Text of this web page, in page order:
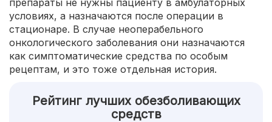
препараты не нужны пациенту в амбулаторных
условиях, а назначаются после операции в
стационаре. В случае неоперабельного
онкологического заболевания они назначаются
как симптоматические средства по особым
рецептам, и это тоже отдельная история.
Рейтинг лучших обезболивающих
средств